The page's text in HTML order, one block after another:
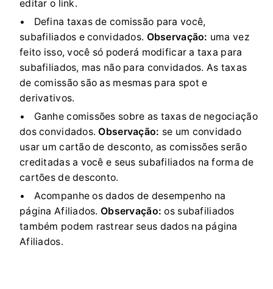
editar o link.
Defina taxas de comissão para você,
subafiliados e convidados. Observação: uma vez
feito isso, você só poderá modificar a taxa para
subafiliados, mas não para convidados. As taxas
de comissão são as mesmas para spot e
derivativos.
Ganhe comissões sobre as taxas de negociação
dos convidados.Observação: se um convidado
usar um cartão de desconto, as comissões serão
creditadas a você e seus subafiliados na forma de
cartões de desconto.
Acompanhe os dados de desempenho na
página Afiliados.Observação: os subafiliados
também podem rastrear seus dados na página
Afiliados.